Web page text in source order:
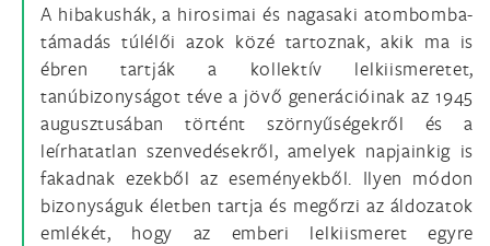
A hibakushák, a hirosimai és nagasaki atombomba-
támadás túlélői azok közé tartoznak, akik ma is
ébren tartják a kollektív lelkiismeretet,
tanúbizonyságot téve a jövő generációinak az 1945
augusztusában történt szörnyűségekről és a
leírhatatlan szenvedésekről, amelyek napjainkig is
fakadnak ezekből az eseményekből. Ilyen módon
bizonyságuk életben tartja és megőrzi az áldozatok
emlékét, hogy az emberi lelkiismeret egyre